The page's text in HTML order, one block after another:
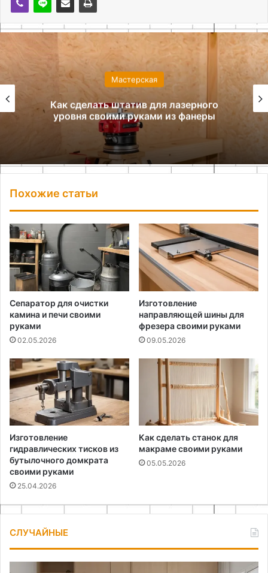
Мастерская
Как сделать штатив для лазерного
уровня своими руками из фанеры
Похожие статьи
Сепаратор для очистки
камина и печи своими
руками
02.05.2026
Изготовление
направляющей шины для
фрезера своими руками
09.05.2026
Изготовление
гидравлических тисков из
бутылочного домкрата
своими руками
25.04.2026
Как сделать станок для
макраме своими руками
05.05.2026
СЛУЧАЙНЫЕ